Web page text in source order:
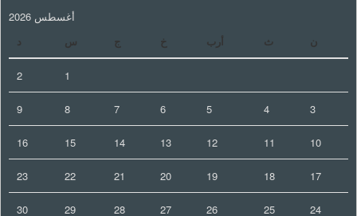
أغسطس 2026
ن
ث أرب خ ج س د
1
2
3
4
5
6
7
8
9
10
11
12
13
14
15
16
17
18
19
20
21
22
23
24
25
26
27
28
29
30